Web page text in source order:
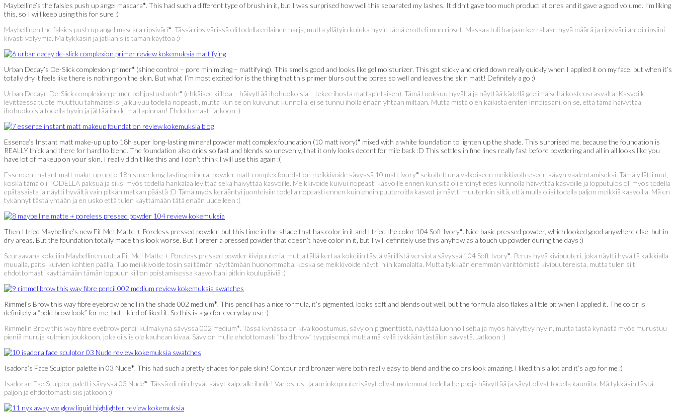
Maybelline’s the falsies push up angel mascara*. This had such a different type of brush in it, but I was surprised how well this separated my lashes. It didn’t gave too much product at ones and it gave a good volume. I’m liking
this, so I will keep using this for sure :)
Maybellinen the falsies push up angel mascara ripsiväri*. Tässä ripsivärissä oli todella erilainen harja, mutta yllätyin kuinka hyvin tämä erotteli mun ripset. Massaa tuli harjaan kerrallaan hyvä määrä ja ripsiväri antoi ripsiini
kivasti volyymia. Mä tykkäsin ja jatkan siis tämän käyttöä :)
Urban Decay’s De-Slick complexion primer* (shine control – pore minimizing – mattifying). This smells good and looks like gel moisturizer. This got sticky and dried down really quickly when I applied it on my face, but when it’s
totally dry it feels like there is nothing on the skin. But what I’m most excited for is the thing that this primer blurs out the pores so well and leaves the skin matt! Definitely a go :)
Urban Decayn De-Slick complexion primer pohjustustuote* (ehkäisee kiiltoa – häivyttää ihohuokoisia – tekee ihosta mattapintaisen). Tämä tuoksuu hyvältä ja näyttää kädellä geelimäiseltä kosteusrasvalta. Kasvoille
levittäessä tuote muuttuu tahmaiseksi ja kuivuu todella nopeasti, mutta kun se on kuivunut kunnolla, ei se tunnu iholla enään yhtään miltään. Mutta mistä olen kaikista eniten innoissani, on se, että tämä häivyttää
ihohuokoisia todella hyvin ja jättää iholle mattapinnan! Ehdottomasti jatkoon :)
Essence’s Instant matt make-up up to 18h super long-lasting mineral powder matt complex foundation (10 matt ivory)* mixed with a white foundation to lighten up the shade. This surprised me, because the foundation is
REALLY thick and there for hard to blend. The foundation also dries so fast and blends so unevenly, that it only looks decent for mile back :D This settles in fine lines really fast before powdering and all in all looks like you
have lot of makeup on your skin. I really didn’t like this and I don’t think I will use this again :(
Essencen Instant matt make-up up to 18h super long-lasting mineral powder matt complex foundation meikkivoide sävyssä 10 matt ivory* sekoitettuna valkoiseen meikkivoiteeseen sävyn vaalentamiseksi. Tämä yllätti mut,
koska tämä oli TODELLA paksua ja siksi myös todella hankalaa levittää sekä häivyttää kasvoille. Meikkivoide kuivui nopeasti kasvoille ennen kun sitä oli ehtinyt edes kunnolla häivyttää kasvoille ja lopputulos oli myös todella
epätasaista ja näytti hyvältä vain pitkän matkan päästä :D Tämä myös kerääntyi juonteisiin todella nopeasti ennen kuin ehdin puuteroida kasvot ja näytti muutenkin siltä, että mulla olisi todella paljon meikkiä kasvoilla. Mä en
tykännyt tästä yhtään ja en usko että tulen käyttämään tätä enään uudelleen :(
Then I tried Maybelline’s new Fit Me! Matte + Poreless pressed powder, but this time in the shade that has color in it and I tried the color 104 Soft Ivory*. Nice basic pressed powder, which looked good anywhere else, but in
dry areas. But the foundation totally made this look worse. But I prefer a pressed powder that doesn’t have color in it, but I will definitely use this anyhow as a touch up powder during the days :)
Seuraavana kokeilin Maybellinen uutta Fit Me! Matte + Poreless pressed powder kivipuuteria, mutta tällä kertaa kokeilin tästä värillistä versiota sävyssä 104 Soft Ivory*. Perus hyvä kivipuuteri, joka näytti hyvältä kaikkialla
muualla, paitsi kuivien kohtien päällä. Tuo meikkivoide tosin sai tämän näyttämään huonommalta, koska se meikkivoide näytti niin kamalalta. Mutta tykkään enemmän värittömistä kivipuutereista, mutta tulen silti
ehdottomasti käyttämään tämän loppuun kiillon poistamisessa kasvoiltani pitkin koulupäiviä :)
Rimmel’s Brow this way fibre eyebrow pencil in the shade 002 medium*. This pencil has a nice formula, it’s pigmented, looks soft and blends out well, but the formula also flakes a little bit when I applied it. The color is
definitely a “bold brow look” for me, but I kind of liked it. So this is a go for everyday use :)
Rimmelin Brow this way fibre eyebrow pencil kulmakynä sävyssä 002 medium*. Tässä kynässä on kiva koostumus, sävy on pigmenttistä, näyttää luonnolliselta ja myös häivyttyy hyvin, mutta tästä kynästä myös murustuu
pieniä muruja kulmien joukkoon, joka ei siis ole kauhean kivaa. Sävy on mulle ehdottomasti ”bold brow” tyyppisempi, mutta mä kyllä tykkään tästäkin sävystä. Jatkoon :)
Isadora’s Face Sculptor palette in 03 Nude*. This had such a pretty shades for pale skin! Contour and bronzer were both really easy to blend and the colors look amazing. I liked this a lot and it’s a go for me :)
Isadoran Fae Sculptor paletti sävyssä 03 Nude*. Tässä oli niin hyvät sävyt kalpealle iholle! Varjostus- ja aurinkopuuterisävyt olivat molemmat todella helppoja häivyttää ja sävyt olivat todella kauniita. Mä tykkäsin tästä
paljon ja ehdottomasti siis jatkoon :)